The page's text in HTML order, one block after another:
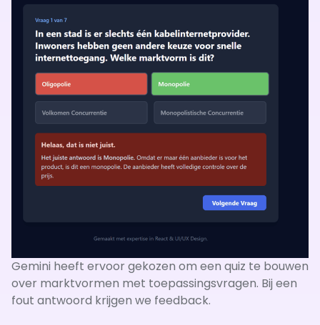
Gemini heeft ervoor gekozen om een quiz te bouwen
over marktvormen met toepassingsvragen. Bij een
fout antwoord krijgen we feedback.